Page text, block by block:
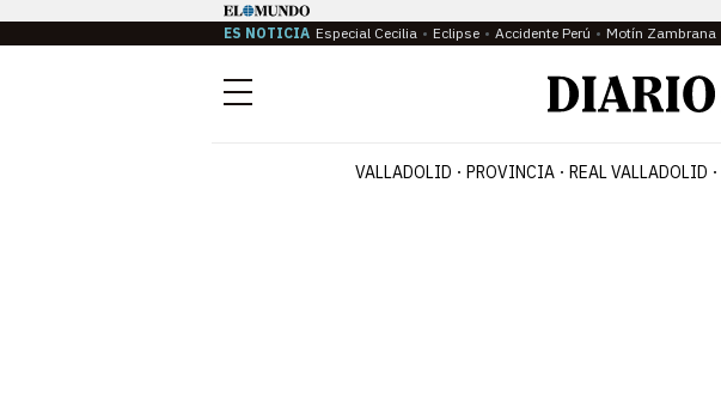
ES NOTICIA Especial Cecilia Eclipse Accidente Perú Motín Zambrana
Menú
VALLADOLID PROVINCIA REAL VALLADOLID